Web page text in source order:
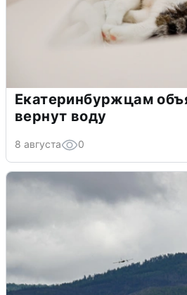
Екатеринбуржцам
вернут воду
8 августа 0